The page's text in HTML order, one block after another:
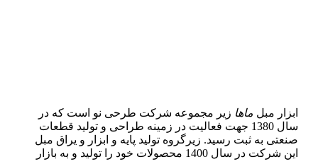
ابزار مبل ماها زیر مجموعه شرکت طرحی نو است که در
سال 1380 جهت فعالیت در زمینه طراحی و تولید قطعات
صنعتی به ثبت رسید. زیرگروه تولید پایه و ابزار و یراق مبل
این شرکت در سال 1400 محصولات خود را تولید و به بازار